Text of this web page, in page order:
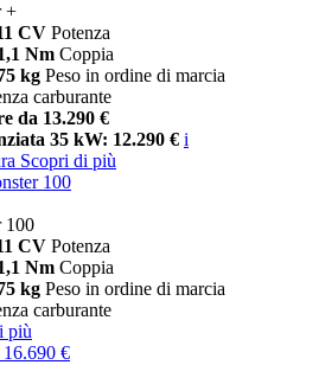
+
CV Potenza
Nm Coppia
kg Peso in ordine di marcia
carburante
da 13.290 €
35 kW: 12.290 € i
Scopri di più
100
100
CV Potenza
Nm Coppia
kg Peso in ordine di marcia
carburante
più
€